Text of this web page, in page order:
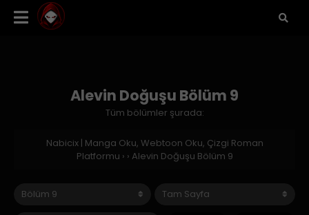
Alevin Doğuşu Bölüm 9
Tüm bölümler şurada:
Nabicix | Manga Oku, Webtoon Oku, Çizgi Roman
Platformu › › Alevin Doğuşu Bölüm 9